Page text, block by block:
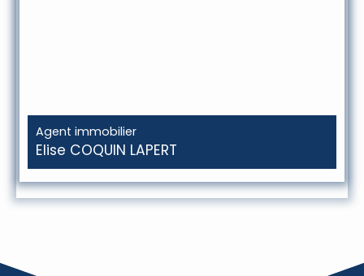
Agent immobilier
Elise COQUIN LAPERT